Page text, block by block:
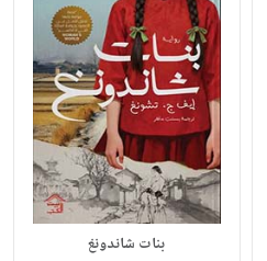
بنات شاندونغ